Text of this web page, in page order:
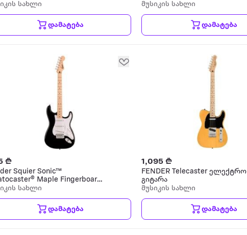
სახლი
დამატება
მუსიკის სახლი
დამატება
₾
Squier Sonic™
Maple Fingerboard
გიტარა
სახლი
დამატება
1,095 ₾
FENDER Telecaster ელექტრო
გიტარა
მუსიკის სახლი
დამატება